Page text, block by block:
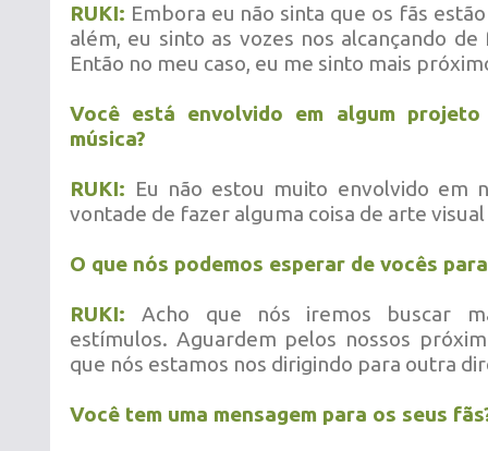
RUKI: Embora eu não sinta que os fãs
além, eu sinto as vozes nos alcançando
Então no meu caso, eu me sinto mais
Você está envolvido em algum
música?
RUKI: Eu não estou muito envolvido em
vontade de fazer alguma coisa de arte
O que nós podemos esperar de vocês
RUKI:Acho que nós iremos buscar
estímulos. Aguardem pelos nossos
que nós estamos nos dirigindo para outra
Você tem uma mensagem para os seus